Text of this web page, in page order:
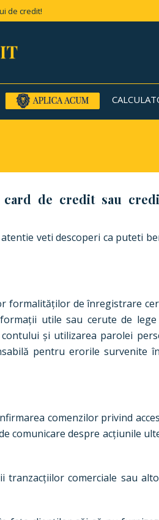
de credit!
de credit sau
veti descoperi ca puteti
formalităților de înregistrare
utile sau cerute de
și utilizarea parolei
pentru erorile
comenzilor privind
comunicare despre acțiunile
comerciale sau